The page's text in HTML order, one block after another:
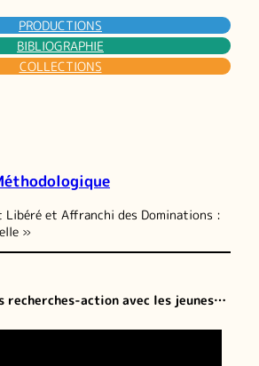
PRODUCTIONS
BIBLIOGRAPHIE
COLLECTIONS
Libéré et Affranchi des Dominations :
»
recherches-action avec les jeunes…